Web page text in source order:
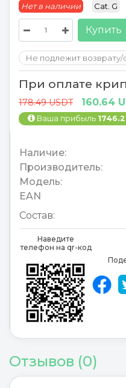
Нет в наличии Cat. G
Купить
Не подлежит
При оплате
178.49 USDT 160.64
Ваша прибыль
Наличие:
Производитель:
Модель:
EAN
Состав:
Наведите
телефон на qr-код
Отзывов (0)